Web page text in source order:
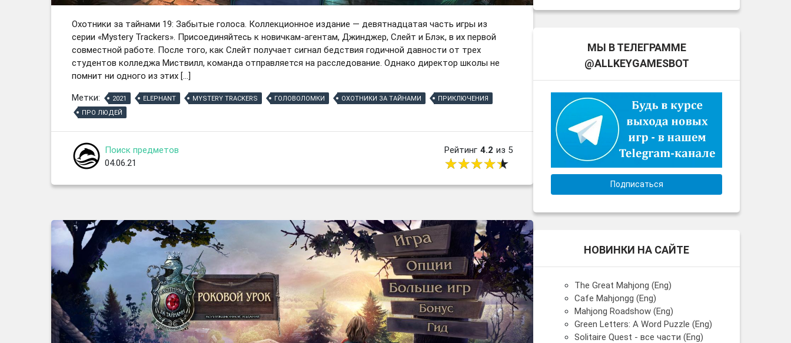
Охотники за тайнами 19: Забытые голоса. Коллекционное издание — девятнадцатая часть игры из
серии «Mystery Trackers». Присоединяйтесь к новичкам-агентам, Джинджер, Слейт и Блэк, в их первой
совместной работе. После того, как Слейт получает сигнал бедствия годичной давности от трех
студентов колледжа Миствилл, команда отправляется на расследование. Однако директор школы не
помнит ни одного из этих […]
Метки: 2021 ELEPHANT MYSTERY TRACKERS ГОЛОВОЛОМКИ ОХОТНИКИ ЗА ТАЙНАМИ
ПРИКЛЮЧЕНИЯ
ПРО ЛЮДЕЙ
Поиск предметов
04.06.21
Рейтинг 4.2 из 5
МЫ В ТЕЛЕГРАММЕ
@ALLKEYGAMESBOT
Подписаться
НОВИНКИ НА САЙТЕ
The Great Mahjong (Eng)
Cafe Mahjongg (Eng)
Mahjong Roadshow (Eng)
Green Letters: A Word Puzzle (Eng)
Solitaire Quest - все части (Eng)